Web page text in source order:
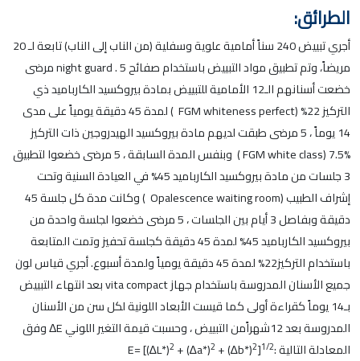
الطرائق:
أجري تبييض 240 سناً أمامية علوية وسفلية (من الناب إلى الناب) تابعة لـ 20
مريضاً، وتم تطبيق مواد التبييض باستخدام صفائح night guard . 5 مرضى
خضعت أسنانهم الـ12 الأمامية للتبييض بمادة بيروكسيد الكارباميد ذي
التركيز 22% (FGM whiteness perfect ) لمدة 45 دقيقة يومياً على مدى
14 يوماً ، 5 مرضى طبقت لديهم مادة بيروكسيد الهيدروجين ذات التركيز
%7.5 (FGM white class ) وبنفس المدة السابقة ، 5 مرضى خضعوا لتطبيق
3 جلسات من مادة بيروكسيد الكارباميد 45% في العيادة السنية وتحت
إشراف الطبيب (Opalescence waiting room ) وكانت مدة كل جلسة 45
دقيقة وبفاصل 3 أيام بين الجلسات ، 5 مرضى خضعوا لجلسة واحدة من
بيروكسيد الكارباميد 45% لمدة 45 دقيقة كجلسة تحفيز وتمت المتابعة
باستخدام التركيز22% لمدة 45 دقيقة يومياً ولمدة أسبوع. أجري قياس لون
جميع الأسنان المدروسة باستخدام جهاز vita compact بعد انتهاء التبييض
بـ14 يوماً كقراءة أولى كما قيست الأبعاد اللونية لكل سن من الأسنان
المدروسة بعد 12شهراًمن التبييض ، وحسبت قيمة التغير اللوني ΔE وفق
المعادلة التالية :E= [(∆L*)
2 + (∆a*)2 + (∆b*)2]1/2